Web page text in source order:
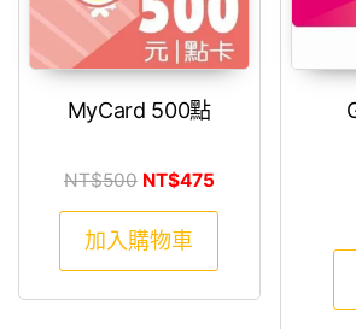
MyCard 500點
NT$500 原始價格：NT$500。
NT$475目前價格：
加入購物車